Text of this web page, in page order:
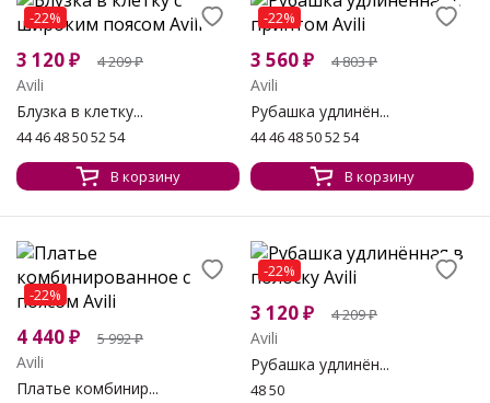
-22%
3 120₽ 4 209₽
Avili
Блузка в клетку...
44 46 48 50 52 54
В корзину
-22%
3 560₽ 4 803₽
Avili
Рубашка удлинён...
44 46 48 50 52 54
В корзину
-22%
4 440₽ 5 992₽
Avili
Платье комбинир...
-22%
3 120₽ 4 209₽
Avili
Рубашка удлинён...
48 50